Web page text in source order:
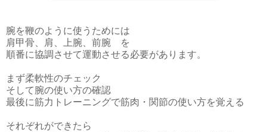
腕を鞭のように使うためには
肩甲骨、肩、上腕、前腕 を
順番に協調させて運動させる必要があります。
まず柔軟性のチェック
そして腕の使い方の確認
最後に筋力トレーニングで筋肉・関節の使い方を覚える
それぞれができたら